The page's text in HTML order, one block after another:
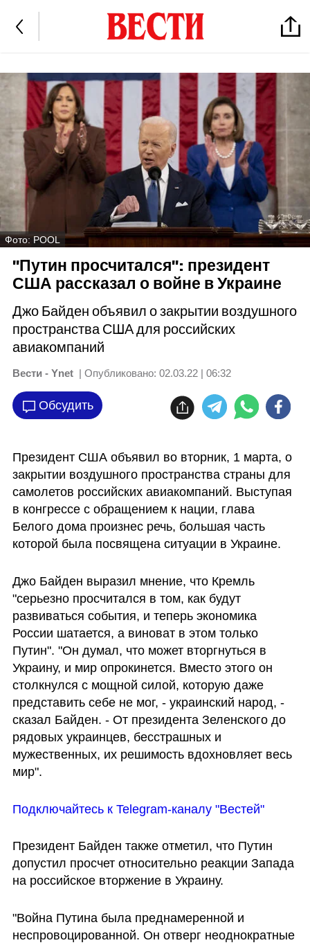
Фото: POOL
"Путин просчитался": президент
США рассказал о войне в Украине
Джо Байден объявил о закрытии воздушного
пространства США для российских
авиакомпаний
Вести - Ynet | Опубликовано: 02.03.22 | 06:32
Обсудить
Президент США объявил во вторник, 1 марта, о
закрытии воздушного пространства страны для
самолетов российских авиакомпаний. Выступая
в конгрессе с обращением к нации, глава
Белого дома произнес речь, большая часть
которой была посвящена ситуации в Украине.
Джо Байден выразил мнение, что Кремль
"серьезно просчитался в том, как будут
развиваться события, и теперь экономика
России шатается, а виноват в этом только
Путин". "Он думал, что может вторгнуться в
Украину, и мир опрокинется. Вместо этого он
столкнулся с мощной силой, которую даже
представить себе не мог, - украинский народ, -
сказал Байден. - От президента Зеленского до
рядовых украинцев, бесстрашных и
мужественных, их решимость вдохновляет весь
мир".
Подключайтесь к Telegram-каналу "Вестей"
Президент Байден также отметил, что Путин
допустил просчет относительно реакции Запада
на российское вторжение в Украину.
"Война Путина была преднамеренной и
неспровоцированной. Он отверг неоднократные